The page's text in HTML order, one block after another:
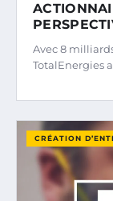
Avec 8
TotalEnergies
CRÉATION